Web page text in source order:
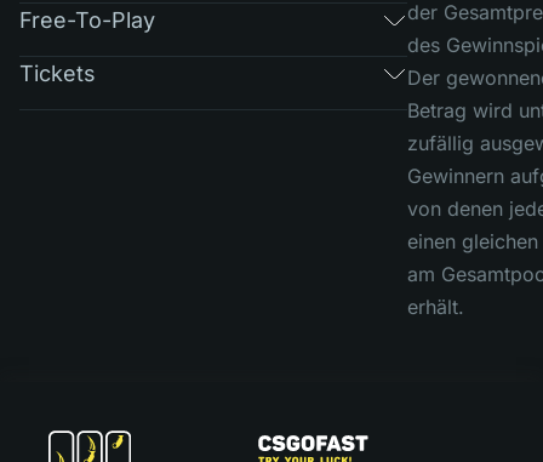
Free-To-Play
Tickets
der
des
Der
Betrag wird
zufällig
Gewinnern
von denen
einen
am
erhält.